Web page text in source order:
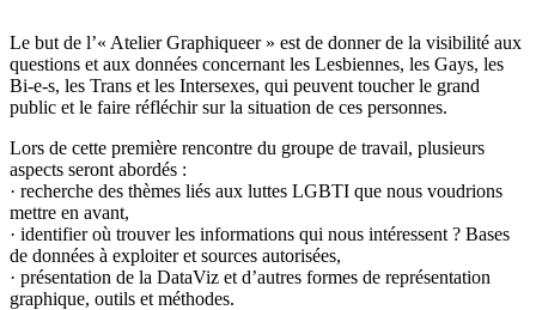
Le but de l’« Atelier Graphiqueer » est de donner de la visibilité aux
questions et aux données concernant les Lesbiennes, les Gays, les
Bi-e-s, les Trans et les Intersexes, qui peuvent toucher le grand
public et le faire réfléchir sur la situation de ces personnes.
Lors de cette première rencontre du groupe de travail, plusieurs
aspects seront abordés :
· recherche des thèmes liés aux luttes LGBTI que nous voudrions
mettre en avant,
· identifier où trouver les informations qui nous intéressent ? Bases
de données à exploiter et sources autorisées,
· présentation de la DataViz et d’autres formes de représentation
graphique, outils et méthodes.